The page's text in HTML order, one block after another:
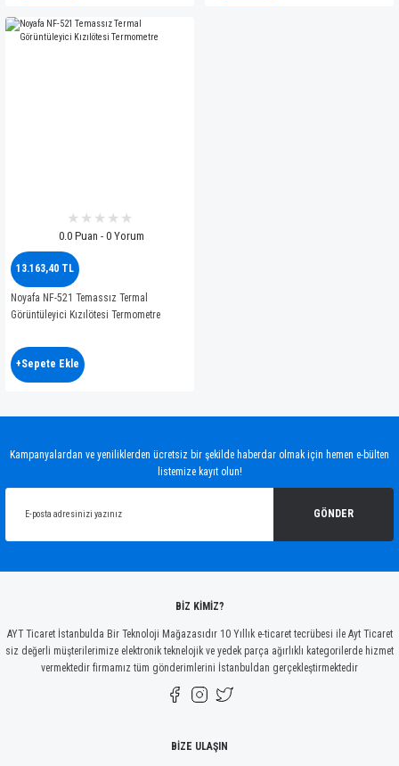
0.0 Puan - 0 Yorum
13.163,40 TL
Noyafa NF-521 Temassız Termal
Görüntüleyici Kızılötesi Termometre
+Sepete Ekle
Kampanyalardan ve yeniliklerden ücretsiz bir şekilde haberdar olmak için hemen e-bülten
listemize kayıt olun!
GÖNDER
BİZ KİMİZ?
AYT Ticaret İstanbulda Bir Teknoloji Mağazasıdır 10 Yıllık e-ticaret tecrübesi ile Ayt Ticaret
siz değerli müşterilerimize elektronik teknelojik ve yedek parça ağırlıklı kategorilerde hizmet
vermektedir firmamız tüm gönderimlerini İstanbuldan gerçekleştirmektedir
BİZE ULAŞIN